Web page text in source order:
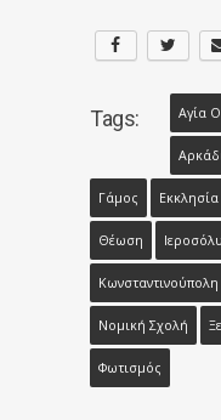
Tags: Αγία
Γάμος Εκκλησία
Θέωση
Κωνσταντινούπολη
Νομική Σχολή
Φωτισμός